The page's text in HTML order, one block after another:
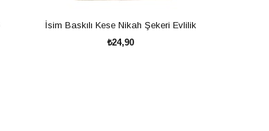
İsim Baskılı Kese Nikah Şekeri Evlilik
₺24,90